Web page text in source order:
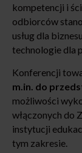
kompetencji i
odbiorców
usług dla
technologie dla
Konferencji
m.in. do
możliwości
włączonych do
instytucji
tym zakresie.